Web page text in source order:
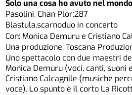
Solo una cosa ho avuto nel mondo
Pasolini, Chan Plor:287
Blastula.scarnoduo in concerto
Con: Monica Demuru e Cristiano
Una produzione: Toscana
Uno spettacolo con due maestri
Monica Demuru (voci, canti, suoni
Cristiano Calcagnile (musiche
voce). Lo spunto è il corto La